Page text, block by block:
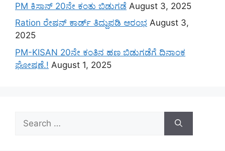
PM ಕಿಸಾನ್ 20ನೇ ಕಂತು ಬಿಡುಗಡೆ August 3, 2025
Ration ರೇಷನ್ ಕಾರ್ಡ್ ತಿದ್ದುಪಡಿ ಆರಂಭ August 3,
2025
PM-KISAN 20ನೇ ಕಂತಿನ ಹಣ ಬಿಡುಗಡೆಗೆ ದಿನಾಂಕ
ಘೋಷಣೆ.! August 1, 2025
for: